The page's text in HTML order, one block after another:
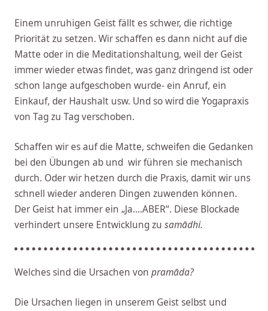
Einem unruhigen Geist fällt es schwer, die richtige
Priorität zu setzen. Wir schaffen es dann nicht auf die
Matte oder in die Meditationshaltung, weil der Geist
immer wieder etwas findet, was ganz dringend ist oder
schon lange aufgeschoben wurde- ein Anruf, ein
Einkauf, der Haushalt usw. Und so wird die Yogapraxis
von Tag zu Tag verschoben.
Schaffen wir es auf die Matte, schweifen die Gedanken
bei den Übungen ab und wir führen sie mechanisch
durch. Oder wir hetzen durch die Praxis, damit wir uns
schnell wieder anderen Dingen zuwenden können.
Der Geist hat immer ein „Ja….ABER“. Diese Blockade
verhindert unsere Entwicklung zu samādhi.
Welches sind die Ursachen von pramāda?
Die Ursachen liegen in unserem Geist selbst und